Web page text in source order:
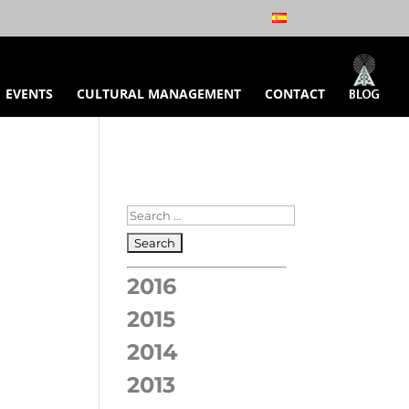
EVENTS CULTURAL MANAGEMENT CONTACT
2016
2015
2014
2013